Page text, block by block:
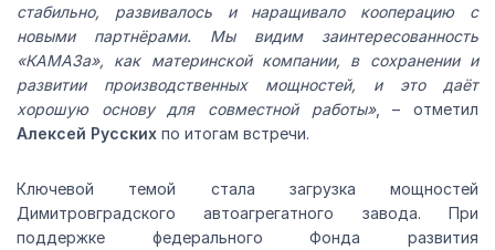
стабильно, развивалось и наращивало кооперацию с
новыми партнёрами. Мы видим заинтересованность
«КАМАЗа», как материнской компании, в сохранении и
развитии производственных мощностей, и это даёт
хорошую основу для совместной работы», – отметил
Алексей Русских по итогам встречи.
Ключевой темой стала загрузка мощностей
Димитровградского автоагрегатного завода. При
поддержке федерального Фонда развития